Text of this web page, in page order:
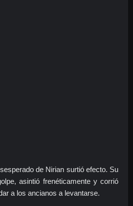
de Nirian surtió efecto. Su
asintió frenéticamente y corrió
a los ancianos a levantarse.